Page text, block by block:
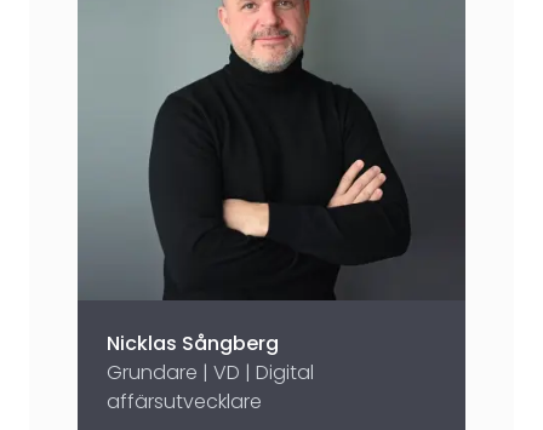
Nicklas Sångberg
Grundare | VD | Digital
affärsutvecklare